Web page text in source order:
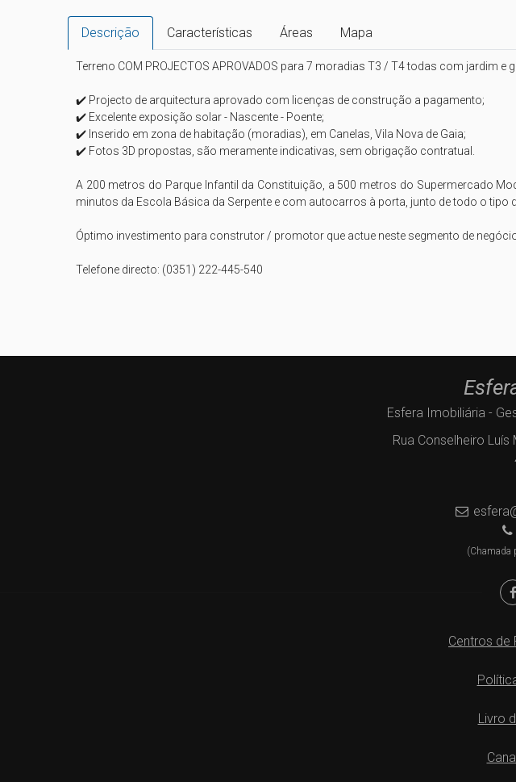
Descrição Características Áreas Mapa
Terreno COM PROJECTOS APROVADOS para 7 moradias T3 / T4 todas com jardim e
✔️ Projecto de arquitectura aprovado com licenças de construção a pagamento;
✔️ Excelente exposição solar - Nascente - Poente;
✔️ Inserido em zona de habitação (moradias), em Canelas, Vila Nova de Gaia;
✔️ Fotos 3D propostas, são meramente indicativas, sem obrigação contratual.
A 200 metros do Parque Infantil da Constituição, a 500 metros do Supermercado
minutos da Escola Básica da Serpente e com autocarros à porta, junto de todo o
Óptimo investimento para construtor / promotor que actue neste segmento de
Telefone directo: (0351) 222-445-540
Esfera Imobiliária -
Rua Conselheiro Luís
(Chamada
Centros de
Livro